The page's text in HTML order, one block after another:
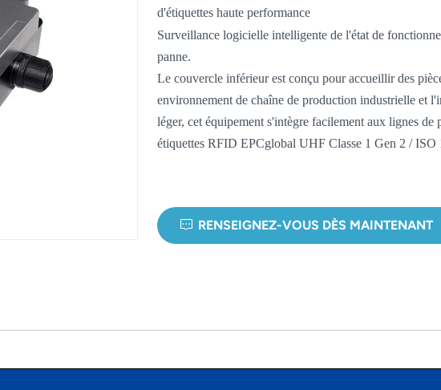
d'étiquettes haute performance
Surveillance logicielle intelligente de l'état de
panne.
Le couvercle inférieur est conçu pour accueillir des
environnement de chaîne de production industrielle et
léger, cet équipement s'intègre facilement aux lignes
étiquettes RFID EPCglobal UHF Classe 1 Gen 2 / ISO
RENSEIGNEZ-VOUS DÈS MAINTENANT